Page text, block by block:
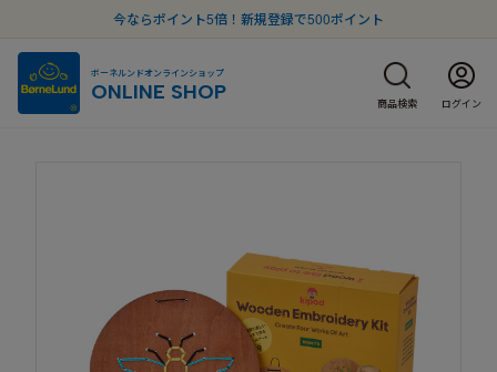
今ならポイント5倍！新規登録で500ポイント
ボーネルンドオンラインショップ
ONLINE SHOP 商品検索 ログイン